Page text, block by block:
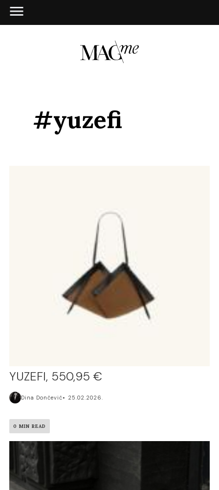
#yuzefi
YUZEFI, 550,95 €
Dina Dončević 25.02.2026.
0 MIN READ